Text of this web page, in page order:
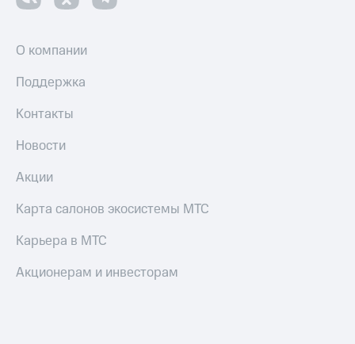
О компании
Поддержка
Контакты
Новости
Акции
Карта салонов экосистемы МТС
Карьера в МТС
Акционерам и инвесторам